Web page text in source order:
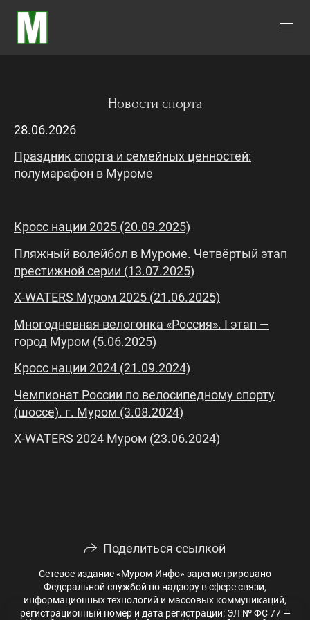
Новости спорта
28.06.2026
Праздник спорта и семейных ценностей:
полумарафон в Муроме
Кросс нации 2025 (20.09.2025)
Пляжный волейбол в Муроме. Четвёртый этап
престижной серии (13.07.2025)
X-WATERS Муром 2025 (21.06.2025)
Многодневная велогонка «Россия». I этап —
город Муром (5.06.2025)
Кросс нации 2024 (21.09.2024)
Чемпионат России по велосипедному спорту
(шоссе). г. Муром (3.08.2024)
X-WATERS 2024 Муром (23.06.2024)
Поделиться ссылкой
Сетевое издание «Муром-Инфо» зарегистрировано
Федеральной службой по надзору в сфере связи,
информационных технологий и массовых коммуникаций,
регистрационный номер и дата регистрации: ЭЛ № ФС 77 —